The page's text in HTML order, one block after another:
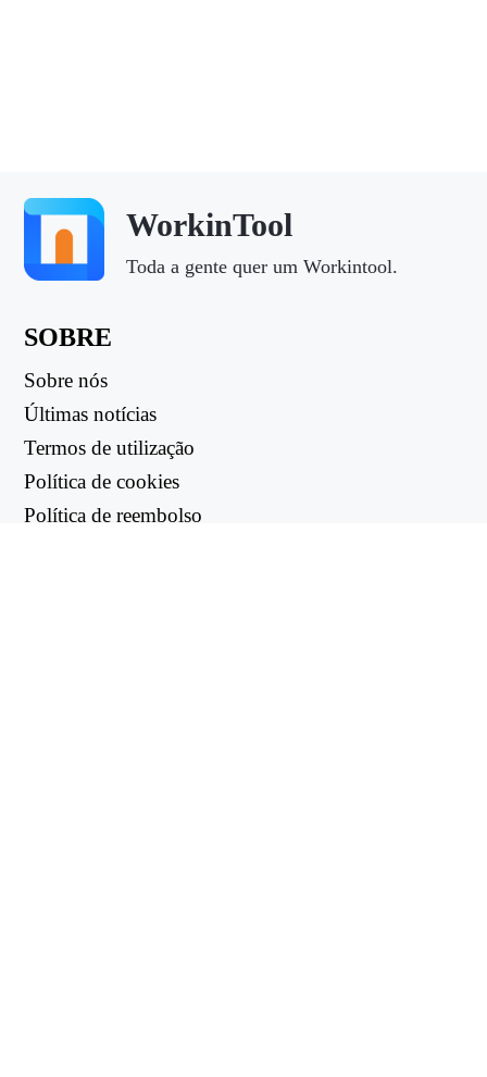
WorkinTool
Toda a gente quer um Workintool.
SOBRE
Sobre nós
Últimas notícias
Termos de utilização
Política de cookies
Política de reembolso